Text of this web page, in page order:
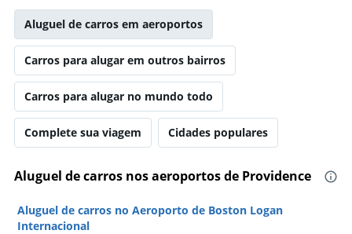
Aluguel de carros em aeroportos
Carros para alugar em outros bairros
Carros para alugar no mundo todo
Complete sua viagem Cidades populares
Aluguel de carros nos aeroportos de Providence
Aluguel de carros no Aeroporto de Boston Logan
Internacional